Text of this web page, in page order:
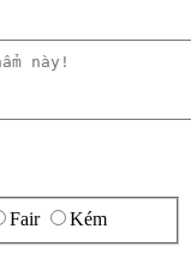
Fair Kém